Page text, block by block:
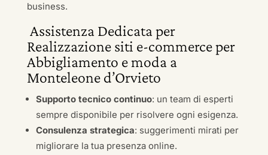
business.
Assistenza Dedicata per
Realizzazione siti e-commerce per
Abbigliamento e moda a
Monteleone d’Orvieto
Supporto tecnico continuo: un team di esperti
sempre disponibile per risolvere ogni esigenza.
Consulenza strategica: suggerimenti mirati per
migliorare la tua presenza online.